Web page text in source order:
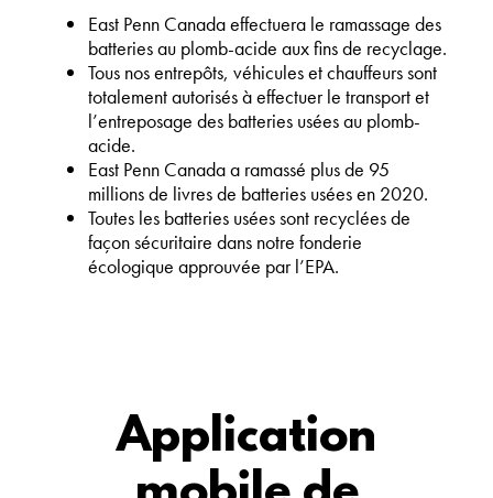
East Penn Canada effectuera le ramassage des
batteries au plomb-acide aux fins de recyclage.
Tous nos entrepôts, véhicules et chauffeurs sont
totalement autorisés à effectuer le transport et
l’entreposage des batteries usées au plomb-
acide.
East Penn Canada a ramassé plus de 95
millions de livres de batteries usées en 2020.
Toutes les batteries usées sont recyclées de
façon sécuritaire dans notre fonderie
écologique approuvée par l’EPA.
Application